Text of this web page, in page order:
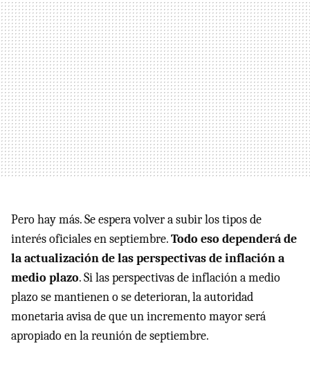
Pero hay más. Se espera volver a subir los tipos de
interés oficiales en septiembre.Todo eso dependerá de
la actualización de las perspectivas de inflación a
medio plazo. Si las perspectivas de inflación a medio
plazo se mantienen o se deterioran, la autoridad
monetaria avisa de que un incremento mayor será
apropiado en la reunión de septiembre.